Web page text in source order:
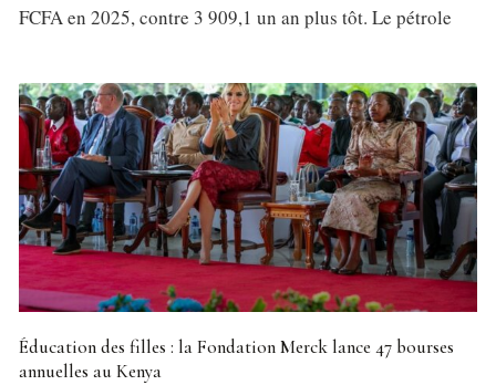
FCFA en 2025, contre 3 909,1 un an plus tôt. Le pétrole
Éducation des filles : la Fondation Merck lance 47 bourses
annuelles au Kenya